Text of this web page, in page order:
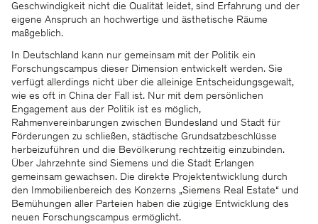
Geschwindigkeit nicht die Qualität leidet, sind Erfahrung und der
eigene Anspruch an hochwertige und ästhetische Räume
maßgeblich.
In Deutschland kann nur gemeinsam mit der Politik ein
Forschungscampus dieser Dimension entwickelt werden. Sie
verfügt allerdings nicht über die alleinige Entscheidungsgewalt,
wie es oft in China der Fall ist. Nur mit dem persönlichen
Engagement aus der Politik ist es möglich,
Rahmenvereinbarungen zwischen Bundesland und Stadt für
Förderungen zu schließen, städtische Grundsatzbeschlüsse
herbeizuführen und die Bevölkerung rechtzeitig einzubinden.
Über Jahrzehnte sind Siemens und die Stadt Erlangen
gemeinsam gewachsen. Die direkte Projektentwicklung durch
den Immobilienbereich des Konzerns „Siemens Real Estate“ und
Bemühungen aller Parteien haben die zügige Entwicklung des
neuen Forschungscampus ermöglicht.